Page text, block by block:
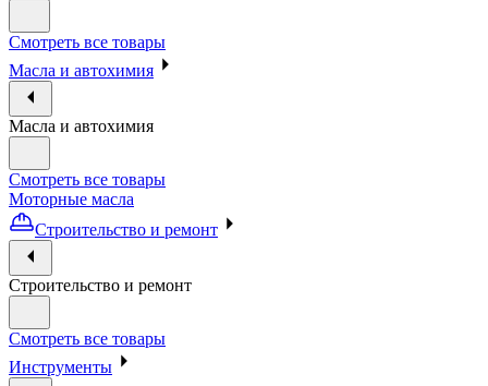
Смотреть все товары
Масла и автохимия
Масла и автохимия
Смотреть все товары
Моторные масла
Строительство и ремонт
Строительство и ремонт
Смотреть все товары
Инструменты